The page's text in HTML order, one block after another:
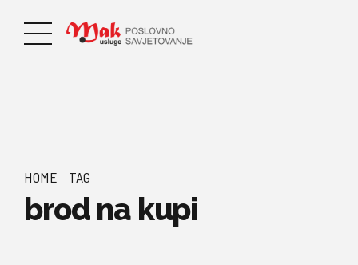
HOME TAG
brod na kupi